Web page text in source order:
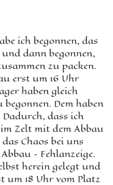
ich begonnen, das
dann begonnen,
zu packen.
erst um 16 Uhr
haben gleich
Dem haben
dass ich
Zelt mit dem Abbau
Chaos bei uns
– Fehlanzeige.
herein gelegt und
um 18 Uhr vom Platz